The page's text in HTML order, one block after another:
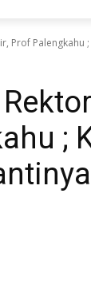
Prof Palengkahu
;